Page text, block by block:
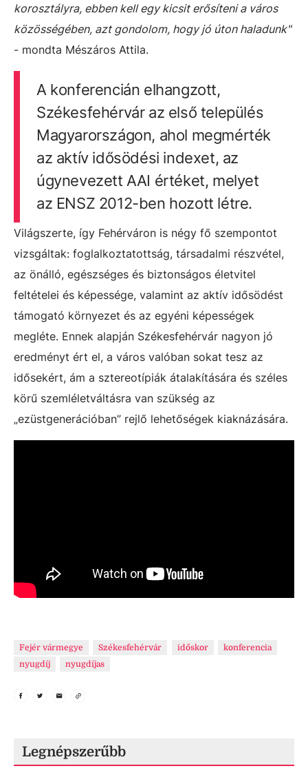
korosztályra, ebben kell egy kicsit erősíteni a város
közösségében, azt gondolom, hogy jó úton haladunk"
- mondta Mészáros Attila.
A konferencián elhangzott,
Székesfehérvár az első település
Magyarországon, ahol megmérték
az aktív idősödési indexet, az
úgynevezett AAI értéket, melyet
az ENSZ 2012-ben hozott létre.
Világszerte, így Fehérváron is négy fő szempontot
vizsgáltak: foglalkoztatottság, társadalmi részvétel,
az önálló, egészséges és biztonságos életvitel
feltételei és képessége, valamint az aktív idősödést
támogató környezet és az egyéni képességek
megléte. Ennek alapján Székesfehérvár nagyon jó
eredményt ért el, a város valóban sokat tesz az
idősekért, ám a sztereotípiák átalakítására és széles
körű szemléletváltásra van szükség az
„ezüstgenerációban” rejlő lehetőségek kiaknázására.
Fejér vármegye Székesfehérvár időskor
konferencia
nyugdíj
nyugdíjas
Legnépszerűbb